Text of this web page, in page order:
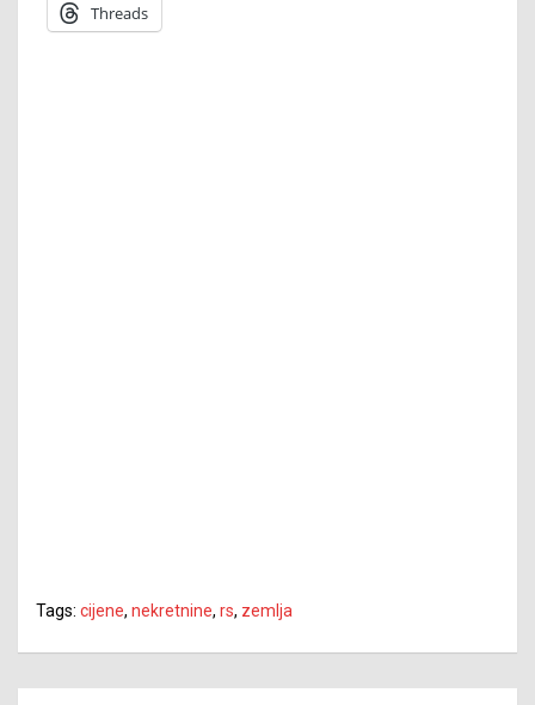
Threads
Tags: cijene, nekretnine, rs, zemlja